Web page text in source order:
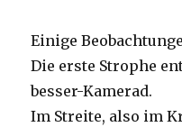
Einige
Die erste Strophe
besser-Kamerad.
Im Streite, also im